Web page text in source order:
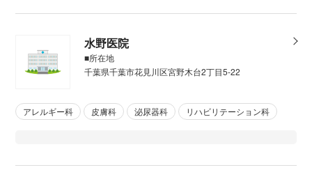
水野医院
■所在地
千葉県千葉市花見川区宮野木台2丁目5-22
アレルギー科 皮膚科 泌尿器科 リハビリテーション科